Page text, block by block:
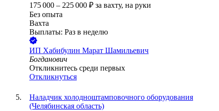
175 000 – 225 000 ₽ за вахту, на руки
Без опыта
Вахта
Выплаты: Раз в неделю
ИП Хабибулин Марат Шамильевич
Богданович
Откликнитесь среди первых
Откликнуться
Наладчик холодноштамповочного оборудования
(Челябинская область)